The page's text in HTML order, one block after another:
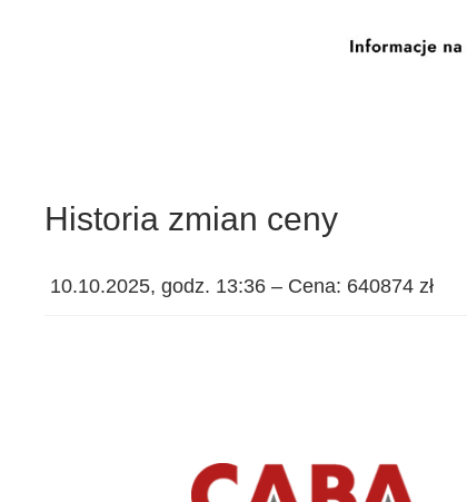
Historia zmian ceny
10.10.2025, godz. 13:36 – Cena: 640874 zł